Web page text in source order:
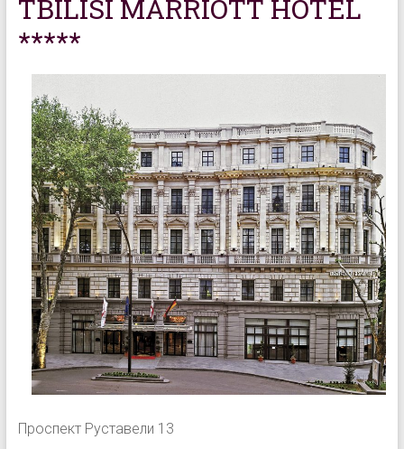
TBILISI MARRIOTT HOTEL
*****
Проспект Руставели 13